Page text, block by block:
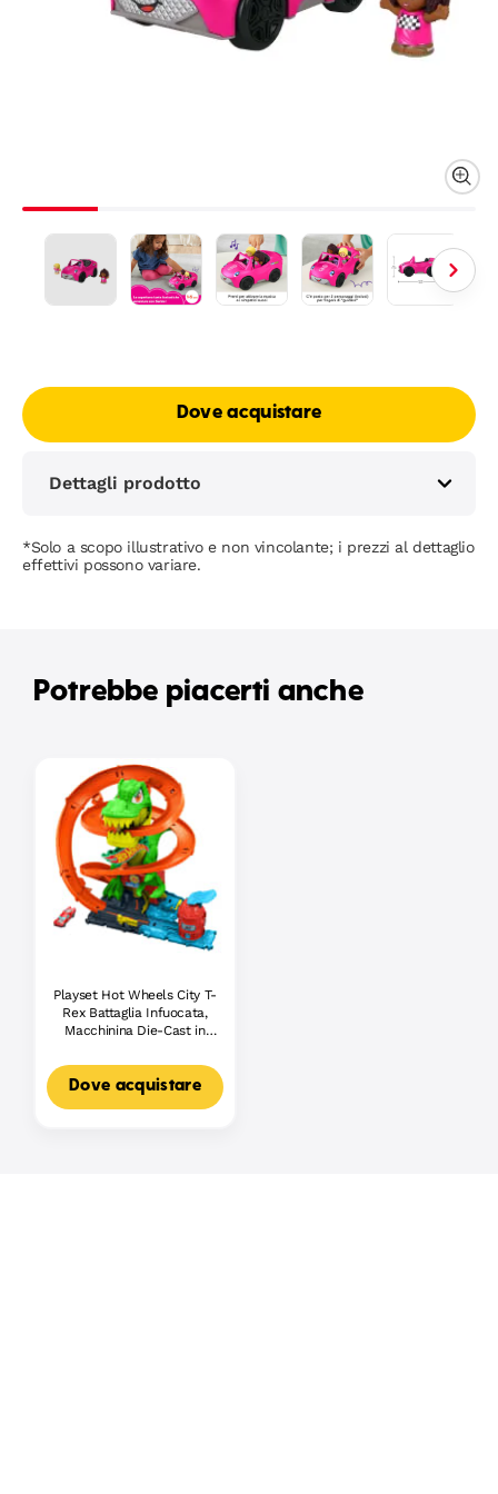
Dove acquistare
Dettagli prodotto
*Solo a scopo illustrativo e non vincolante; i prezzi al dettaglio
effettivi possono variare.
Potrebbe piacerti anche
Playset Hot Wheels City T-
Rex Battaglia Infuocata,
Macchinina Die-Cast in
Nemico
Dove acquistare